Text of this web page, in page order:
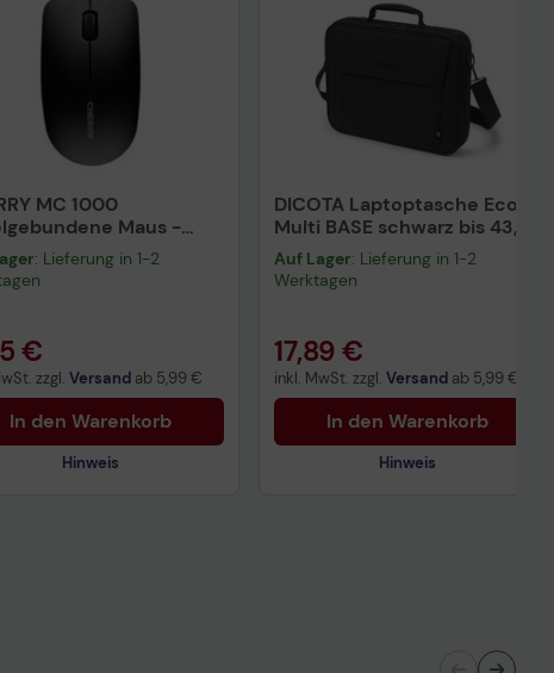
MC 1000
Maus -
: Lieferung in 1-2
€
zzgl. Versand ab 5,99 €
In den Warenkorb
Hinweis
DICOTA Laptoptasche Eco
Multi BASE schwarz bis 43,9
cm (17,3 Zoll)
Auf Lager: Lieferung in 1-2
Werktagen
17,89 €
inkl. MwSt. zzgl. Versand ab 5,99 €
In den Warenkorb
Hinweis